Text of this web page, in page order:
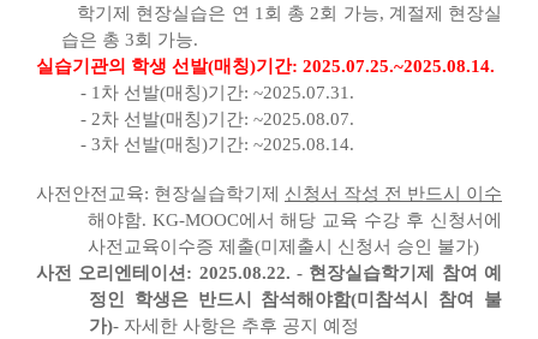
학기제 현장실습은 연 1회 총 2회 가능, 계절제 현장실
습은 총 3회 가능.
실습기관의 학생 선발(매칭)기간: 2025.07.25.~2025.08.14.
- 1차 선발(매칭)기간: ~2025.07.31.
- 2차 선발(매칭)기간: ~2025.08.07.
- 3차 선발(매칭)기간: ~2025.08.14.
사전안전교육: 현장실습학기제 신청서 작성 전 반드시 이수
해야함. KG-MOOC에서 해당 교육 수강 후 신청서에
사전교육이수증 제출(미제출시 신청서 승인 불가)
사전 오리엔테이션: 2025.08.22. - 현장실습학기제 참여 예
정인 학생은 반드시 참석해야함(미참석시 참여 불
가)- 자세한 사항은 추후 공지 예정